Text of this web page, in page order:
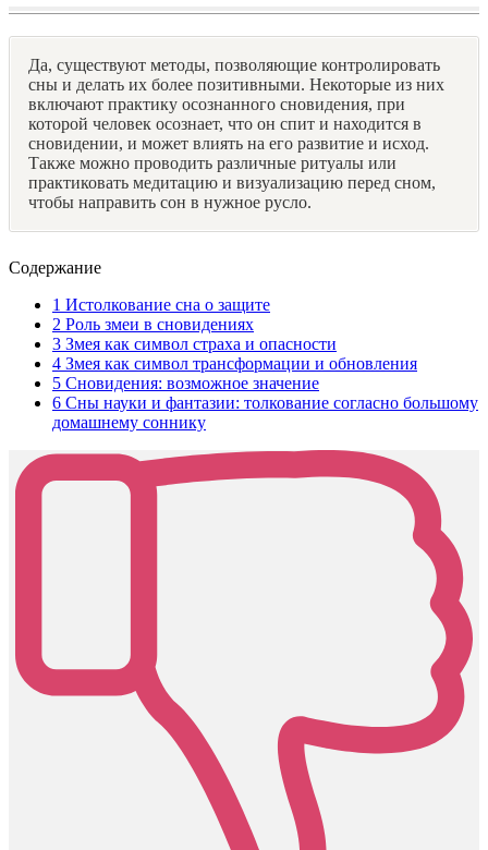
Да, существуют методы, позволяющие контролировать
сны и делать их более позитивными. Некоторые из них
включают практику осознанного сновидения, при
которой человек осознает, что он спит и находится в
сновидении, и может влиять на его развитие и исход.
Также можно проводить различные ритуалы или
практиковать медитацию и визуализацию перед сном,
чтобы направить сон в нужное русло.
Содержание
1 Истолкование сна о защите
2 Роль змеи в сновидениях
3 Змея как символ страха и опасности
4 Змея как символ трансформации и обновления
5 Сновидения: возможное значение
6 Сны науки и фантазии: толкование согласно большому
домашнему соннику